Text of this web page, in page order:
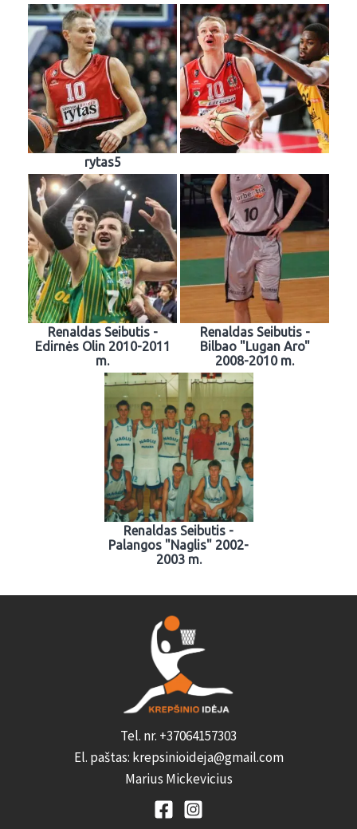
rytas5
Renaldas Seibutis -
Edirnės Olin 2010-2011
m.
Renaldas Seibutis -
Bilbao "Lugan Aro"
2008-2010 m.
Renaldas Seibutis -
Palangos "Naglis" 2002-
2003 m.
Tel. nr. +37064157303
El. paštas: krepsinioideja@gmail.com
Marius Mickevicius